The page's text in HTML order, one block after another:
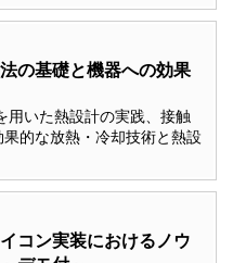
の基礎と機器への効果
用いた熱設計の実践、接触
的な放熱・冷却技術と熱設
コン実装におけるノウ